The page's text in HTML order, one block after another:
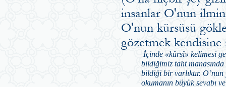
insanlar O'nun
O'nun kürsüsü
gözetmek
İçinde «kürsî» kelimesi
bildiğimiz taht manasında
bildiği bir varlıktır. O’nun
okumanın büyük sevabı